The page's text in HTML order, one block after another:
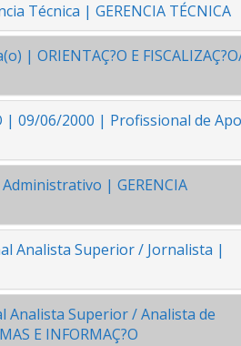
Técnica | GERENCIA TÉCNICA
| ORIENTAÇ?O E
| 09/06/2000 | Profissional de
| GERENCIA
Analista Superior / Jornalista |
Analista Superior / Analista de
E INFORMAÇ?O